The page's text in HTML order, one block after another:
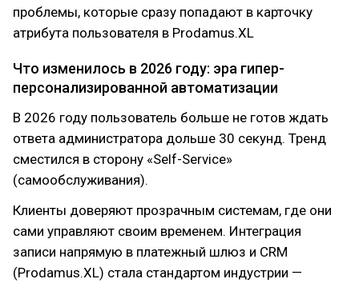
проблемы, которые сразу попадают в карточку
атрибута пользователя в Prodamus.XL
Что изменилось в 2026 году: эра гипер-
персонализированной автоматизации
В 2026 году пользователь больше не готов ждать
ответа администратора дольше 30 секунд. Тренд
сместился в сторону «Self-Service»
(самообслуживания).
Клиенты доверяют прозрачным системам, где они
сами управляют своим временем. Интеграция
записи напрямую в платежный шлюз и CRM
(Prodamus.XL) стала стандартом индустрии —